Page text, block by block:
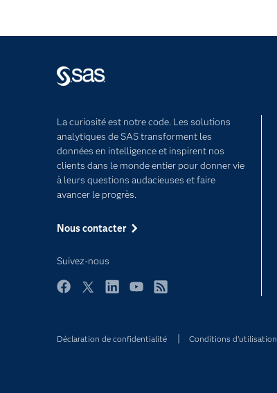
La curiosité est notre code. Les solutions
analytiques de SAS transforment les
données en intelligence et inspirent nos
clients dans le monde entier pour donner vie
à leurs questions audacieuses et faire
avancer le progrès.
Nous contacter
Suivez-nous
Déclaration de confidentialité Conditions d'utilisation